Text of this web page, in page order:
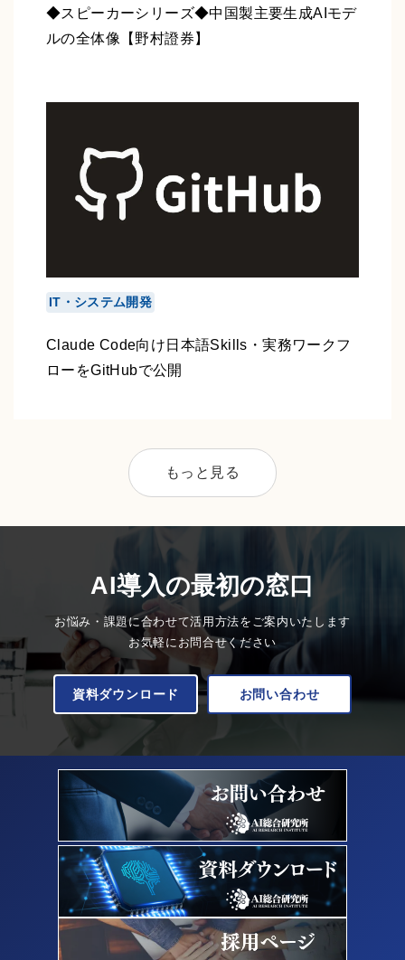
◆スピーカーシリーズ◆中国製主要生成AIモデ
ルの全体像【野村證券】
IT・システム開発
Claude Code向け日本語Skills・実務ワークフ
ローをGitHubで公開
もっと見る
AI導入の最初の窓口
お悩み・課題に合わせて活用方法をご案内いたします
お気軽にお問合せください
資料ダウンロード お問い合わせ